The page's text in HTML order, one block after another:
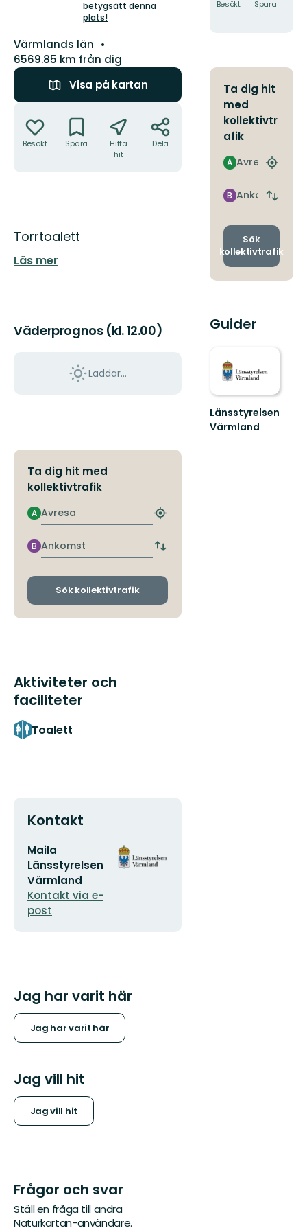
5
betygsätt denna
plats!
Län:
Värmlands län
6569.85 km från dig
Visa på kartan
Besökt Spara
Hitta
hit
Dela
Beskrivning
Torrtoalett
Läs mer
Väderprognos (kl. 12.00)
Laddar...
Ta dig hit med
kollektivtrafik
Avresa
A
Hitta
hållplats
Ankomst
B
Byt
och
Sök kollektivtrafik
Aktiviteter och
faciliteter
Toalett
Kontakt
E-
postadress
Maila
Länsstyrelsen
Värmland
Kontakt via e-
post
Organisationens
logotyp
Jag har varit här
Jag har varit här
Jag vill hit
Jag vill hit
Frågor och svar
Ställ en fråga till andra
Naturkartan-användare.
Besökt Spara
Ta dig hit
med
kollektivtr
afik
Avresa
A
Hitta
Ankomst
B
Byt
och
Sök
kollektivtrafik
Guider
Länsstyrelsen
Värmland